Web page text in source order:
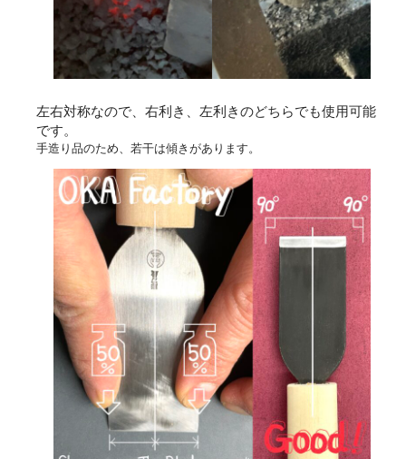
左右対称なので、右利き、左利きのどちらでも使用可能
です。
手造り品のため、若干は傾きがあります。